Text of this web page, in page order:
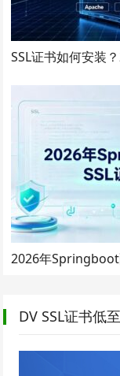
SSL证书如何安装
2026年Springboot
DV SSL证书低